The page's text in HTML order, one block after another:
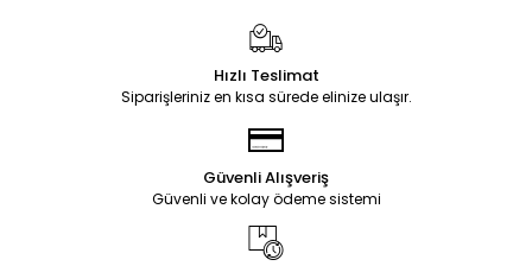
Hızlı Teslimat
Siparişleriniz en kısa sürede elinize ulaşır.
Güvenli Alışveriş
Güvenli ve kolay ödeme sistemi